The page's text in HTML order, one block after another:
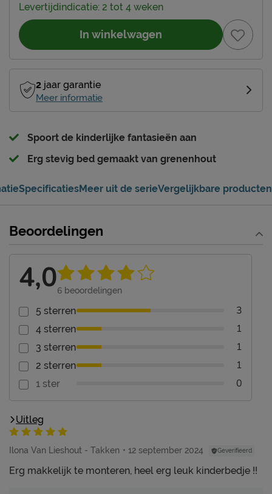
Levertijdindicatie: 2 tot 4 weken
In winkelwagen
2 jaar garantie
Meer informatie
Spoort de kinderlijke fantasieën aan
Erg stevig bed gemaakt van grenenhout
SpecificatiesMeer uit de serieVergelijkbare producten
Beoordelingen
4,06 beoordelingen
5 sterren 3
4 sterren 1
3 sterren 1
2 sterren 1
1 ster 0
Uitleg
Ilona Van Lieshout - Takken 12 september 2024 Geverifieerd
Erg makkelijk te monteren, heel erg leuk kinderbedje !!